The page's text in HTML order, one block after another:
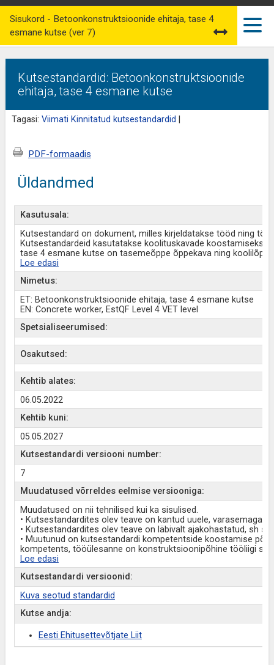
Kutsestandardid: Betoonkonstruktsioonide
ehitaja, tase 4 esmane kutse
Tagasi: Viimati Kinnitatud kutsestandardid
Sisukord - Betoonkonstruktsioonide ehitaja, tase 4
esmane kutse (ver 7)
PDF-formaadis
Üldandmed
Kasutusala:
Kutsestandard on dokument, milles kirjeldatakse tööd ning
Kutsestandardeid kasutatakse koolituskavade koostamiseks
tase 4 esmane kutse on tasemeõppe õppekava ning koolilõpu
Loe edasi
Nimetus:
ET: Betoonkonstruktsioonide ehitaja, tase 4 esmane kutse
EN: Concrete worker, EstQF Level 4 VET level
Spetsialiseerumised:
Osakutsed:
Kehtib alates:
06.05.2022
Kehtib kuni:
05.05.2027
Kutsestandardi versiooni number:
7
Muudatused võrreldes eelmise versiooniga:
Muudatused on nii tehnilised kui ka sisulised.
• Kutsestandardites olev teave on kantud uuele, varasemaga
• Kutsestandardites olev teave on läbivalt ajakohastatud, sh
• Muutunud on kutsestandardi kompetentside koostamise
kompetents, tööülesanne on konstruktsioonipõhine tööliigi
Loe edasi
Kutsestandardi versioonid:
Kuva seotud standardid
Kutse andja:
Eesti Ehitusettevõtjate Liit